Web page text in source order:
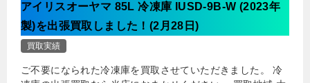
アイリスオーヤマ 85L 冷凍庫 IUSD-9B-W (2023年
製)を出張買取しました！(2月28日)
買取実績
ご不要になられた冷凍庫を買取させていただきました。 冷